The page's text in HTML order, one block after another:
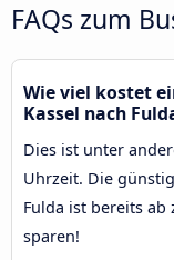
FAQs zum
Wie viel kostet
Kassel nach
Dies ist unter
Uhrzeit. Die
Fulda ist bereits ab
sparen!